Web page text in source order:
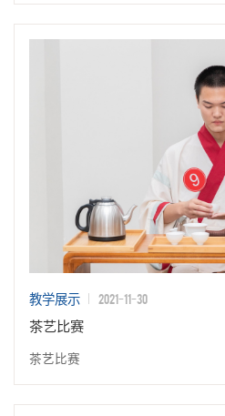
教学展示 2021-11-30
茶艺比赛
茶艺比赛